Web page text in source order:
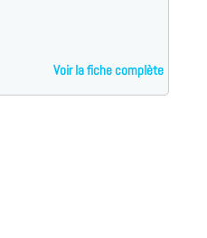
Voir la fiche complète